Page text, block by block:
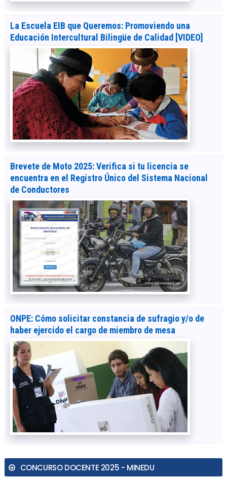
La Escuela EIB que Queremos: Promoviendo una
Educación Intercultural Bilingüe de Calidad [VIDEO]
Brevete de Moto 2025: Verifica si tu licencia se
encuentra en el Registro Único del Sistema Nacional
de Conductores
ONPE: Cómo solicitar constancia de sufragio y/o de
haber ejercido el cargo de miembro de mesa
CONCURSO DOCENTE 2025 - MINEDU